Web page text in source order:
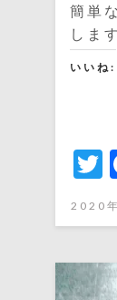
簡単
しま
いいね:
投
日:
2020